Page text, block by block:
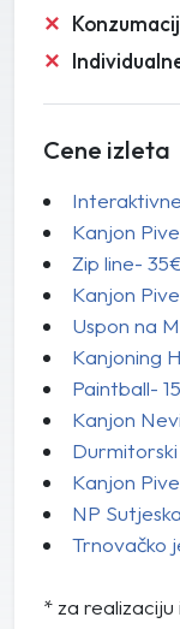
Cene izleta
Kanjon
Zip line-
Kanjon
Uspon na
Kanjoning
Paintball-
Kanjon
Kanjon
NP
Trnovačko
* za